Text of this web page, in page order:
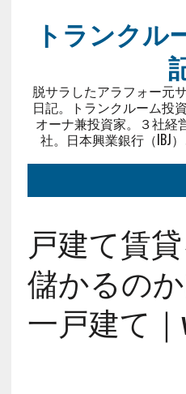
トランクル
脱サラしたアラフォー元
日記。トランクルーム投
オーナ兼投資家。３社経
社。日本興業銀行（IBJ）
戸建て賃
儲かるの
一戸建て｜